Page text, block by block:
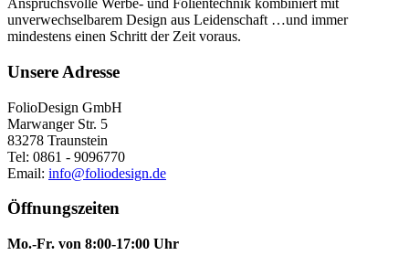
Anspruchsvolle Werbe- und Folientechnik kombiniert mit
unverwechselbarem Design aus Leidenschaft …und immer
mindestens einen Schritt der Zeit voraus.
Unsere Adresse
FolioDesign GmbH
Marwanger Str. 5
83278 Traunstein
Tel: 0861 - 9096770
Email: info@foliodesign.de
Öffnungszeiten
Mo.-Fr. von 8:00-17:00 Uhr